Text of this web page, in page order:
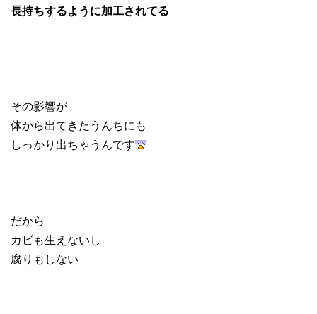
長持ちするように加工されてる
その影響が
体から出てきたうんちにも
しっかり出ちゃうんです
だから
カビも生えないし
腐りもしない